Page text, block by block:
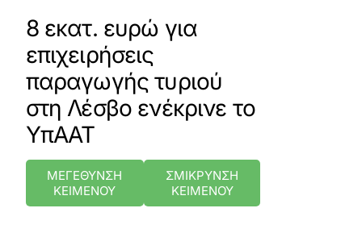
8 εκατ. ευρώ για
επιχειρήσεις
παραγωγής τυριού
στη Λέσβο ενέκρινε το
ΥπΑΑΤ
ΜΕΓΕΘΥΝΣΗ
ΚΕΙΜΕΝΟΥ
ΣΜΙΚΡΥΝΣΗ
ΚΕΙΜΕΝΟΥ